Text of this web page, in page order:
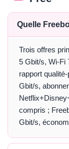
Quelle
Trois offres
5 Gbit/s, Wi-Fi
rapport
Gbit/s,
compris ;
Gbit/s,